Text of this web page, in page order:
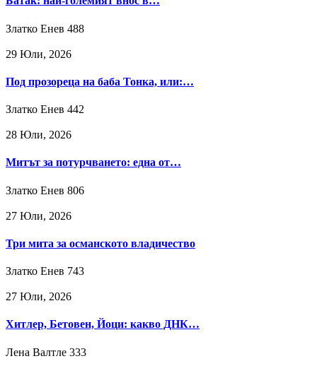
Златко Енев 488
29 Юли, 2026
Под прозореца на баба Тонка, или:…
Златко Енев 442
28 Юли, 2026
Митът за потурчването: една от…
Златко Енев 806
27 Юли, 2026
Три мита за османското владичество
Златко Енев 743
27 Юли, 2026
Хитлер, Бетовен, Йоци: какво ДНК…
Лена Валтле 333